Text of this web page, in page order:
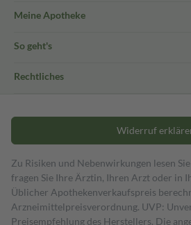
Meine Apotheke
So geht's
Rechtliches
Widerruf
Zu Risiken und Nebenwirkungen lesen
fragen Sie Ihre Ärztin, Ihren Arzt oder in
Üblicher Apothekenverkaufspreis
Arzneimittelpreisverordnung. UVP:
Preisempfehlung des Herstellers. Die